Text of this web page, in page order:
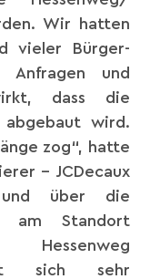
Wir hatten
vieler Bürger-
Anfragen und
dass die
abgebaut wird.
zog“, hatte
– JCDecaux
und über die
am Standort
sich sehr